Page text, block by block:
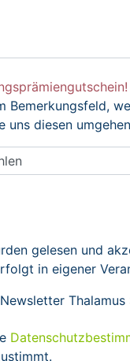
Bemerkungsfeld,
uns diesen
gelesen und
in eigener